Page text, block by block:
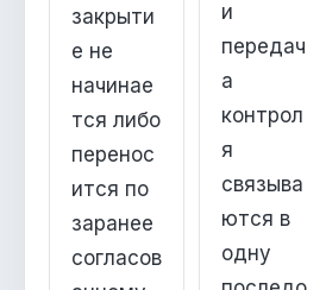
закрыти
е не
начинае
тся либо
перенос
ится по
заранее
согласов
и
передач
а
контрол
я
связыва
ются в
одну